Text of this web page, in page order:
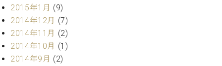
2015年1月 (9)
2014年12月 (7)
2014年11月 (2)
2014年10月 (1)
2014年9月 (2)